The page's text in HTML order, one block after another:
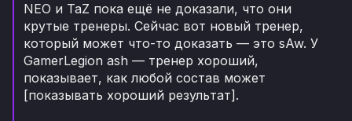
NEO и TaZ пока ещё не доказали, что они
крутые тренеры. Сейчас вот новый тренер,
который может что-то доказать — это sAw. У
GamerLegion ash — тренер хороший,
показывает, как любой состав может
[показывать хороший результат].